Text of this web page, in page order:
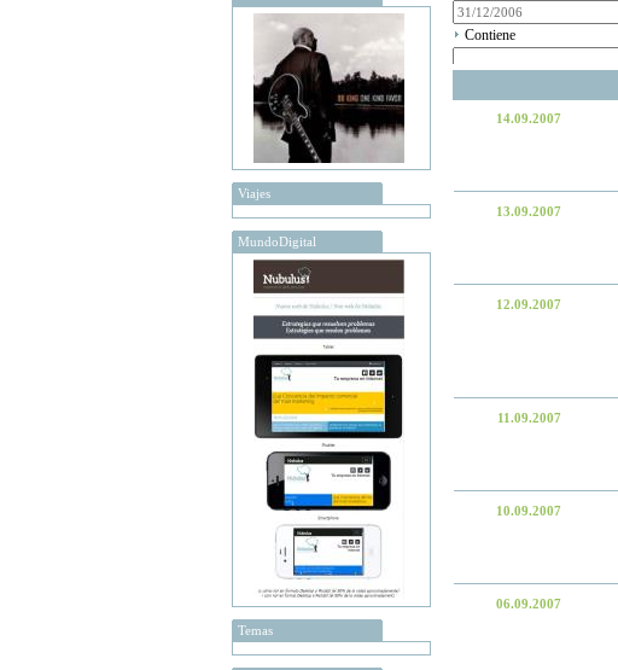
Viajes
MundoDigital
Temas
Contiene
14.09.2007
13.09.2007
12.09.2007
11.09.2007
10.09.2007
06.09.2007